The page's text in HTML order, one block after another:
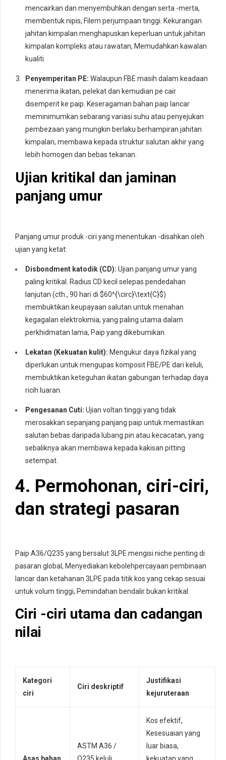
mencairkan dan menyembuhkan dengan serta -merta,
membentuk nipis, Filem perjumpaan tinggi. Kekurangan
jahitan kimpalan menghapuskan keperluan untuk jahitan
kimpalan kompleks atau rawatan, Memudahkan kawalan
kualiti.
Penyemperitan PE: Walaupun FBE masih dalam keadaan
menerima ikatan, pelekat dan kemudian pe cair
disemperit ke paip. Keseragaman bahan paip lancar
meminimumkan sebarang variasi suhu atau penyejukan
pembezaan yang mungkin berlaku berhampiran jahitan
kimpalan, membawa kepada struktur salutan akhir yang
lebih homogen dan bebas tekanan.
Ujian kritikal dan jaminan
panjang umur
Panjang umur produk -ciri yang menentukan -disahkan oleh
ujian yang ketat:
Disbondment katodik (CD): Ujian panjang umur yang
paling kritikal. Radius CD kecil selepas pendedahan
lanjutan (cth., 90 hari di $60^{\circ}\text{C}$)
membuktikan keupayaan salutan untuk menahan
kegagalan elektrokimia, yang paling utama dalam
perkhidmatan lama, Paip yang dikebumikan.
Lekatan (Kekuatan kulit): Mengukur daya fizikal yang
diperlukan untuk mengupas komposit FBE/PE dari keluli,
membuktikan keteguhan ikatan gabungan terhadap daya
ricih luaran.
Pengesanan Cuti: Ujian voltan tinggi yang tidak
merosakkan sepanjang panjang paip untuk memastikan
salutan bebas daripada lubang pin atau kecacatan, yang
sebaliknya akan membawa kepada kakisan pitting
setempat.
4. Permohonan, ciri-ciri,
dan strategi pasaran
Paip A36/Q235 yang bersalut 3LPE mengisi niche penting di
pasaran global, Menyediakan kebolehpercayaan pembinaan
lancar dan ketahanan 3LPE pada titik kos yang cekap sesuai
untuk volum tinggi, Pemindahan bendalir bukan kritikal.
Ciri -ciri utama dan cadangan
nilai
Kategori
ciri
Ciri deskriptif
Justifikasi
kejuruteraan
ASTM A36 /
Kos efektif,
Kesesuaian yang
luar biasa,